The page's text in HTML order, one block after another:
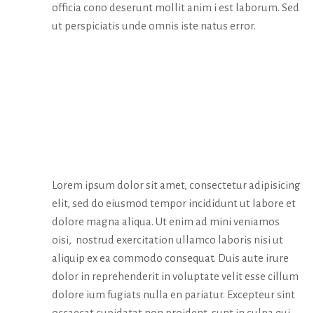
officia cono deserunt mollit anim i est laborum. Sed
ut perspiciatis unde omnis iste natus error.
Lorem ipsum dolor sit amet, consectetur adipisicing
elit, sed do eiusmod tempor incididunt ut labore et
dolore magna aliqua. Ut enim ad mini veniamos
oisi, nostrud exercitation ullamco laboris nisi ut
aliquip ex ea commodo consequat. Duis aute irure
dolor in reprehenderit in voluptate velit esse cillum
dolore ium fugiats nulla en pariatur. Excepteur sint